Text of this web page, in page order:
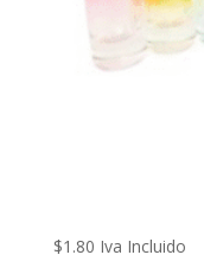
$1.80 Iva Incluido